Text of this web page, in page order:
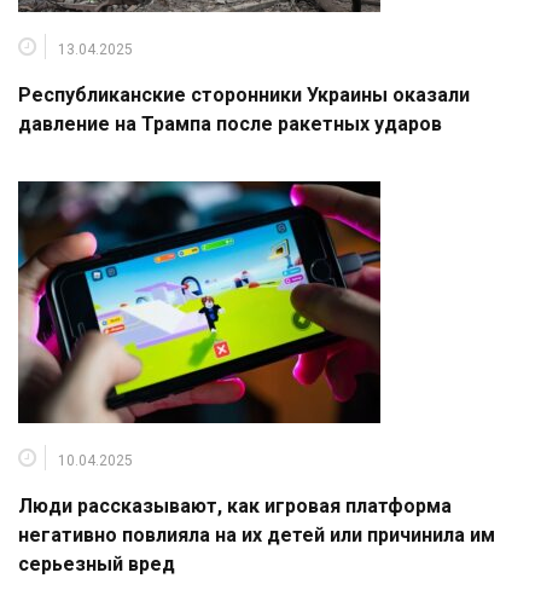
13.04.2025
Республиканские сторонники Украины оказали
давление на Трампа после ракетных ударов
10.04.2025
Люди рассказывают, как игровая платформа
негативно повлияла на их детей или причинила им
серьезный вред